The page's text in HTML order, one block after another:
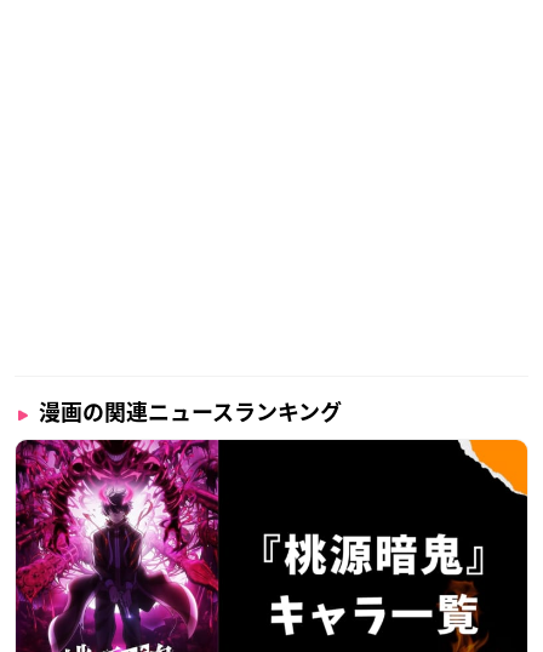
漫画の関連ニュースランキング